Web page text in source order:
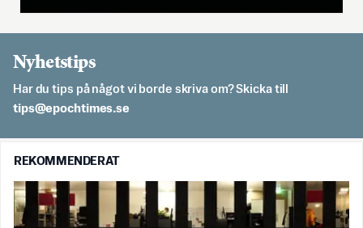
Nyhetstips
Har du tips på något vi borde skriva om? Skicka till
es.semithcope@spit
REKOMMENDERAT